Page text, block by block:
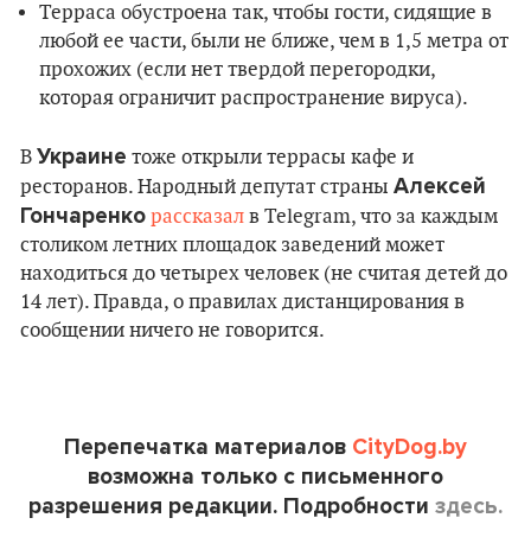
Терраса обустроена так, чтобы гости, сидящие в
любой ее части, были не ближе, чем в 1,5 метра от
прохожих (если нет твердой перегородки,
которая ограничит распространение вируса).
В Украине тоже открыли террасы кафе и
ресторанов. Народный депутат страны Алексей
Гончаренко рассказал в Telegram, что за каждым
столиком летних площадок заведений может
находиться до четырех человек (не считая детей до
14 лет). Правда, о правилах дистанцирования в
сообщении ничего не говорится.
Перепечатка материалов CityDog.by
возможна только с письменного
разрешения редакции. Подробности здесь.